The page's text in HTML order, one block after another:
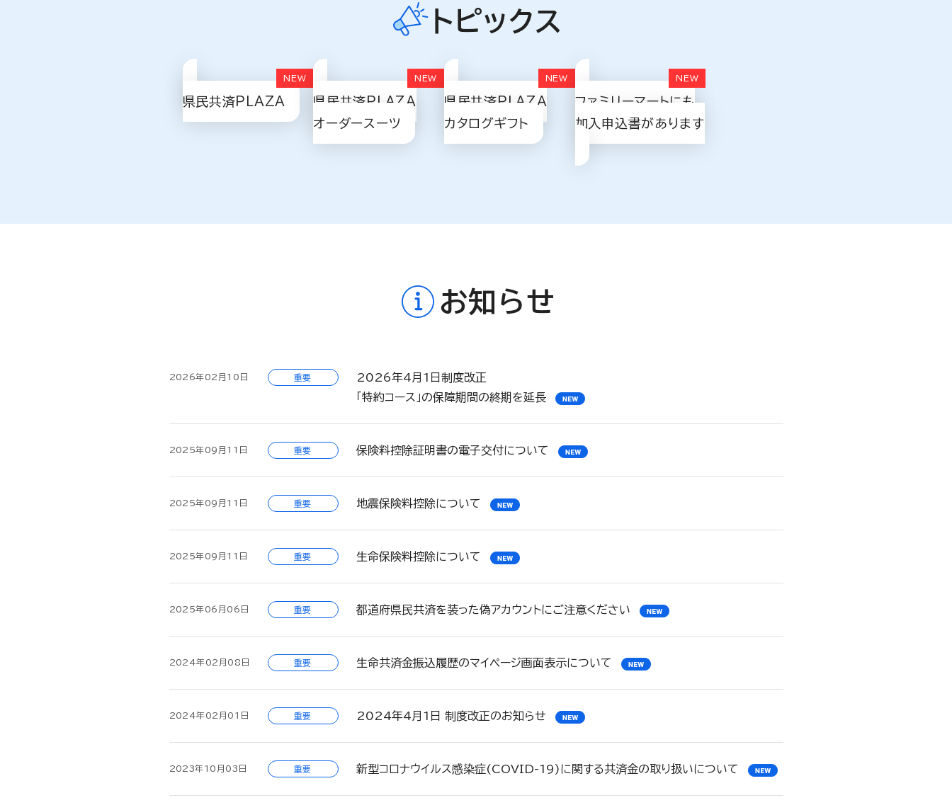
トピックス
県民共済PLAZA
県民共済PLAZA
オーダースーツ
県民共済PLAZA
カタログギフト
ファミリーマートにも
加入申込書があります
お知らせ
2026年02月10日 重要
2026年4月1日制度改正
「特約コース」の保障期間の終期を延長
2025年09月11日 重要 保険料控除証明書の電子交付について
2025年09月11日 重要 地震保険料控除について
2025年09月11日 重要 生命保険料控除について
2025年06月06日 重要 都道府県民共済を装った偽アカウントにご注意ください
2024年02月08日 重要 生命共済金振込履歴のマイページ画面表示について
2024年02月01日 重要 2024年4月1日 制度改正のお知らせ
2023年10月03日 重要 新型コロナウイルス感染症(COVID-19)に関する共済金の取り扱いについて